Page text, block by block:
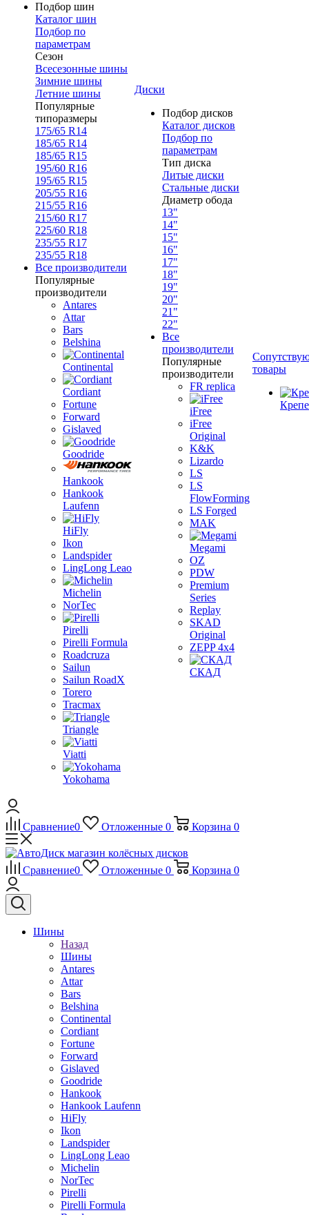
Подбор шин
Каталог шин
Подбор по
параметрам
Сезон
Всесезонные шины
Зимние шины
Летние шины
Популярные
типоразмеры
175/65 R14
185/65 R14
185/65 R15
195/60 R16
195/65 R15
205/55 R16
215/55 R16
215/60 R17
225/60 R18
235/55 R17
235/55 R18
Все производители
Популярные
производители
Antares
Attar
Bars
Belshina
Continental
Cordiant
Fortune
Forward
Gislaved
Goodride
Hankook
Hankook
Laufenn
HiFly
Ikon
Landspider
LingLong Leao
Michelin
NorTec
Pirelli
Pirelli Formula
Roadcruza
Sailun
Sailun RoadX
Torero
Tracmax
Triangle
Viatti
Yokohama
Диски
Подбор дисков
Каталог дисков
Подбор по
параметрам
Тип диска
Литые диски
Стальные диски
Диаметр обода
13"
14"
15"
16"
17"
18"
19"
20"
21"
22"
Все
производители
Популярные
производители
FR replica
iFree
iFree
Original
K&K
Lizardo
LS
LS
FlowForming
LS Forged
MAK
Megami
OZ
PDW
Premium
Series
Replay
SKAD
Original
ZEPP 4x4
СКАД
товары
Сравнение0 Отложенные 0 Корзина 0
Сравнение0 Отложенные 0 Корзина 0
Шины
Назад
Шины
Antares
Attar
Bars
Belshina
Continental
Cordiant
Fortune
Forward
Gislaved
Goodride
Hankook
Hankook Laufenn
HiFly
Ikon
Landspider
LingLong Leao
Michelin
NorTec
Pirelli
Pirelli Formula